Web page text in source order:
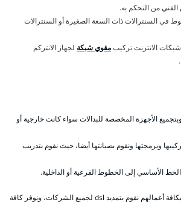
من التحكم به.
في السنترالات ذات السعة الصغيرة أو السنترالات
الانترنت تركيبمقوي شبكة لجهاز الانتركم
الأجهزة المخصصة للبدالات سواء كانت خارجية أو
وبرمجتها ونقوم بصيانتها أيضا، حيث نقوم بتدريب
الأساسي إلى الخطوط الفرعية أو الداخلية.
وبفضل الفنيين والمتمرسين بكافة أعمالهم نقوم بتمديد dsl لجميع الشركات، ونوفر كافة